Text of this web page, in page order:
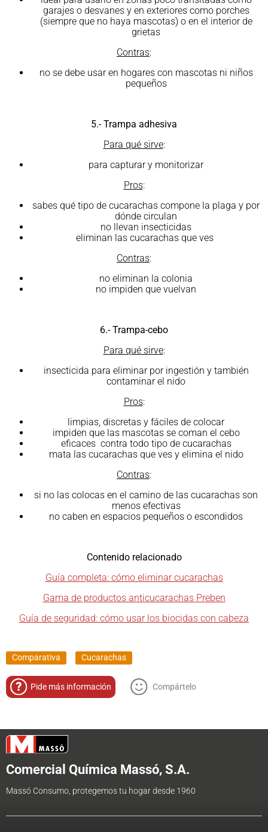
garajes o desvanes y en exteriores como porches
(siempre que no haya mascotas) o en el interior de
grietas
Contras:
no se debe usar en hogares con mascotas ni niños
pequeños
5.- Trampa adhesiva
Para qué sirve:
para capturar y monitorizar
Pros:
sabes qué tipo de cucarachas compone la plaga y por
dónde circulan
no llevan insecticidas
eliminan las cucarachas que ves
Contras:
no eliminan la colonia
no impiden que vuelvan
6.- Trampa-cebo
Para qué sirve:
insecticida para eliminar por ingestión y también
contaminar el nido
Pros:
limpias, discretas y fáciles de colocar
impiden que las mascotas se coman el cebo
eficaces contra todo tipo de cucarachas
mata las cucarachas que ves y elimina el nido
Contras:
si no las colocas en el camino de las cucarachas son
menos efectivas
no caben en espacios pequeños o escondidos
Contenido relacionado
Guía completa: cómo eliminar cucarachas
Gama de productos anticucarachas Preben
Guía de seguridad: cómo usar los biocidas con cabeza
Comparativa Cucarachas
Pide más información Compártelo
Comercial Química Massó, S.A.
Massó Consumo, protegemos tu hogar desde 1960